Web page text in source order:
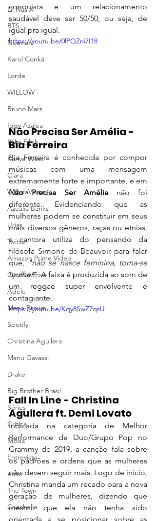
Lil Nas X
BTS
Normani
Karol Conká
Lorde
WILLOW
Bruno Mars
Iggy Azalea
Billie Eilish
Kanye West
Ciara
WandaVision
Azealia Banks
Urias
Twitter
Amazon Prime Video
Cynthia Erivo
Adele
Mano Brown
Spotify
Christina Aguilera
Manu Gavassi
Drake
Big Brother Brasil
Séries
Crítica
Moda
Entrevista
eolor
The Town
Coachella
conquista e um relacionamento
saudável deve ser 50/50, ou seja, de
igual pra igual.
https://youtu.be/0lPQZni7I18
Não Precisa Ser Amélia -
Bia Ferreira
Bia Ferreira é conhecida por compor
músicas com uma mensagem
Não Precisa Ser Amélia não foi
diferente. Evidenciando que as
mulheres podem se constituir em seus
mais diversos gêneros, raças ou etnias,
a cantora utiliza do pensando da
filósofa Simone de Beauvoir para falar
que, "não se nasce feminina, torna-se
mulher". A faixa é produzida ao som de
um reggae super envolvente e
contagiante.
https://youtu.be/Kqy8SwZ7qsU
Fall In Line - Christina
Aguilera ft. Demi Lovato
Indicada na categoria de Melhor
Performance de Duo/Grupo Pop no
Grammy de 2019, a canção fala sobre
os padrões e ordens que as mulheres
não devem seguir mais. Logo de início,
Christina manda um recado para a nova
geração de mulheres, dizendo que
mesmo que ela não tenha sido